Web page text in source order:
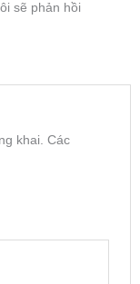
sẽ phản hồi
khai. Các